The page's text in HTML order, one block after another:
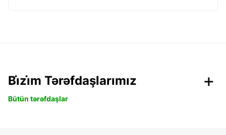
Bi̇zi̇m Tərəfdaşlarımız
Bütün tərəfdaşlar